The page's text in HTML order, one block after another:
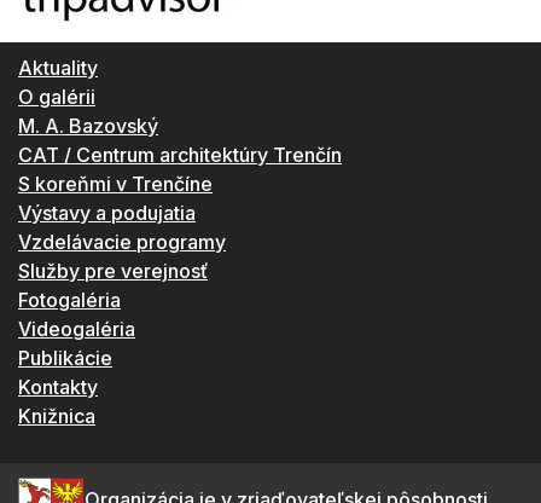
Aktuality
O galérii
M. A. Bazovský
CAT / Centrum architektúry Trenčín
S koreňmi v Trenčíne
Výstavy a podujatia
Vzdelávacie programy
Služby pre verejnosť
Fotogaléria
Videogaléria
Publikácie
Kontakty
Knižnica